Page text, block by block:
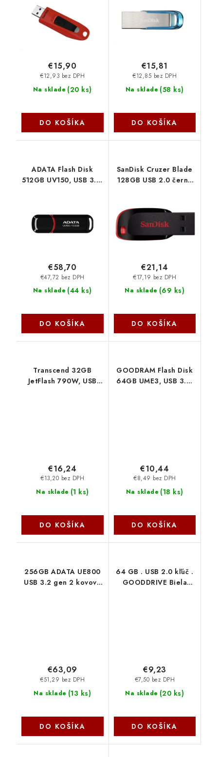
Na sklade (20 ks)
€12,93 bez DPH
€15,90
DO KOŠÍKA
Na sklade (58 ks)
€12,85 bez DPH
€15,81
DO KOŠÍKA
ADATA Flash Disk
512GB UV150, USB 3.2,
Na sklade (44 ks)
€47,72 bez DPH
€58,70
DO KOŠÍKA
SanDisk Cruzer Blade
128GB USB 2.0 černá
Na sklade (69 ks)
€17,19 bez DPH
€21,14
DO KOŠÍKA
Transcend 32GB
JetFlash 790W, USB
Na sklade (1 ks)
€13,20 bez DPH
€16,24
DO KOŠÍKA
GOODRAM Flash Disk
64GB UME3, USB 3.0,
Na sklade (18 ks)
€8,49 bez DPH
€10,44
DO KOŠÍKA
256GB ADATA UE800
USB 3.2 gen 2 kovová
Na sklade (13 ks)
€51,29 bez DPH
€63,09
DO KOŠÍKA
64 GB . USB 2.0 kľúč .
GOODDRIVE Biela
Na sklade (20 ks)
€7,50 bez DPH
€9,23
DO KOŠÍKA